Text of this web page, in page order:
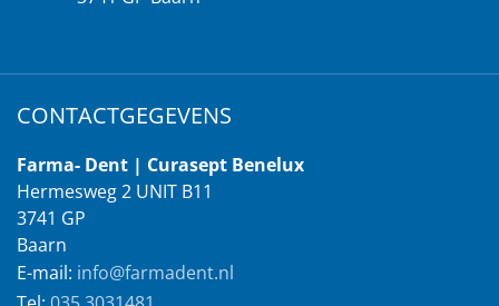
CONTACTGEGEVENS
Farma- Dent | Curasept Benelux
Hermesweg 2 UNIT B11
3741 GP
Baarn
E-mail: info@farmadent.nl